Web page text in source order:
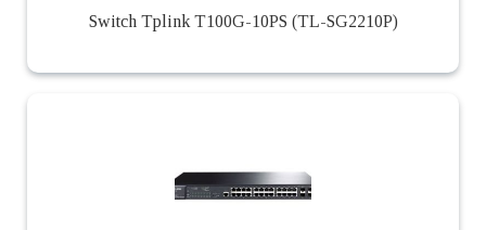
Switch Tplink T100G-10PS (TL-SG2210P)